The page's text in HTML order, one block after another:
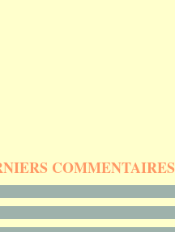
COMMENTAIRES